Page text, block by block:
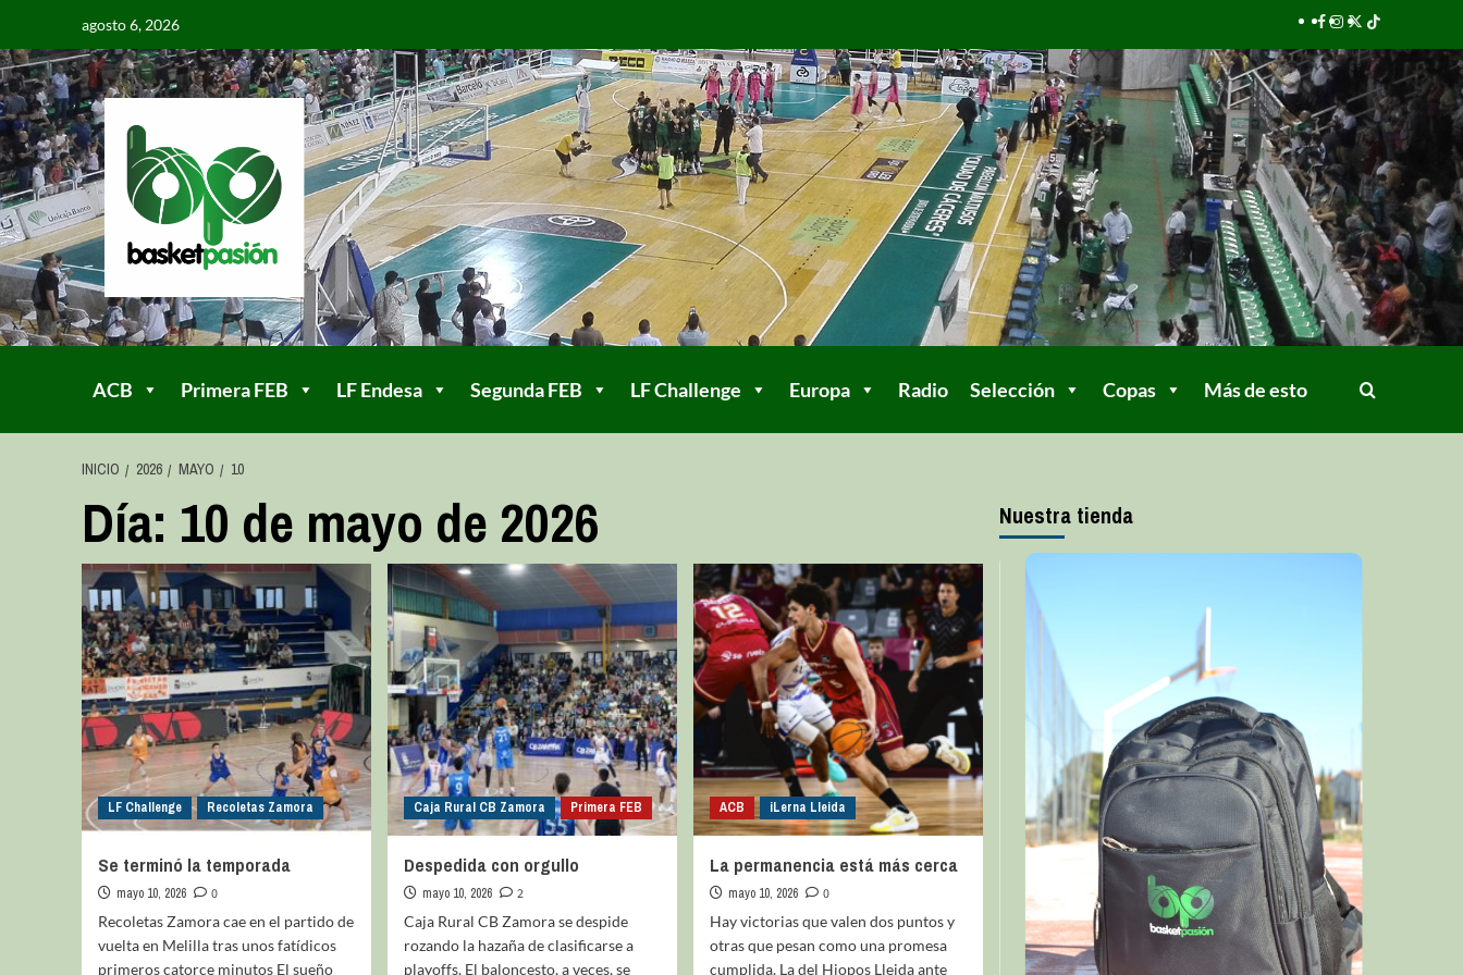
agosto 6, 2026
ACB Primera FEB LF Endesa Segunda FEB LF Challenge Europa Radio Selección Copas Más de esto
INICIO 2026 MAYO 10
Día: 10 de mayo de 2026
LF Challenge Recoletas Zamora
Se terminó la temporada
mayo 10, 2026
0
Recoletas Zamora cae en el partido de
vuelta en Melilla tras unos fatídicos
primeros catorce minutos El sueño
Caja Rural CB Zamora Primera FEB
Despedida con orgullo
mayo 10, 2026
2
Caja Rural CB Zamora se despide
rozando la hazaña de clasificarse a
playoffs. El baloncesto, a veces, se
ACB iLerna Lleida
La permanencia está más cerca
mayo 10, 2026
0
Hay victorias que valen dos puntos y
otras que pesan como una promesa
cumplida. La del Hiopos Lleida ante
Nuestra tienda